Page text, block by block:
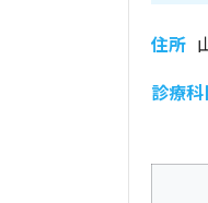
住所
診療科